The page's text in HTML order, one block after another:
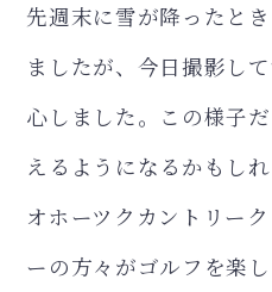
先週末に雪が降ったと
ましたが、今日撮影し
心しました。この様子
えるようになるかもし
オホーツクカントリー
ーの方々がゴルフを楽